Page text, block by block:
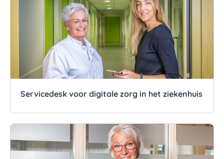
Servicedesk voor digitale zorg in het ziekenhuis